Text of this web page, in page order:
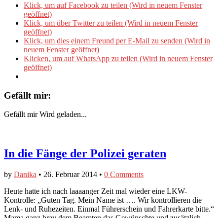
Klick, um auf Facebook zu teilen (Wird in neuem Fenster
geöffnet)
Klick, um über Twitter zu teilen (Wird in neuem Fenster
geöffnet)
Klick, um dies einem Freund per E-Mail zu senden (Wird in
neuem Fenster geöffnet)
Klicken, um auf WhatsApp zu teilen (Wird in neuem Fenster
geöffnet)
Gefällt mir:
Gefällt mir Wird geladen...
In die Fänge der Polizei geraten
by Danika • 26. Februar 2014 • 0 Comments
Heute hatte ich nach laaaanger Zeit mal wieder eine LKW-
Kontrolle: „Guten Tag. Mein Name ist …. Wir kontrollieren die
Lenk- und Ruhezeiten. Einmal Führerschein und Fahrerkarte bitte.“